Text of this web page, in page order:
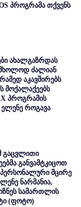
პროგრამა თქვენს
ახალგაზრდას
ძალიან
აკავშირებს
მოქალაქეებს
პროგრამის
როგავა
გაცვლითი
განვამტკიცოთ
პერსონალური მცირე
ნარმანია,
სამართლის
(ფოტო)